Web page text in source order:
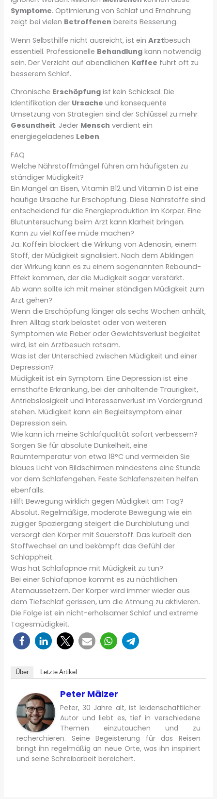
Symptome. Optimierung von Schlaf und Ernährung
zeigt bei vielen Betroffenen bereits Besserung.
Wenn Selbsthilfe nicht ausreicht, ist einArztbesuch
essentiell. Professionelle Behandlung kann notwendig
sein. Der Verzicht auf abendlichen Kaffee führt oft zu
besserem Schlaf.
Chronische Erschöpfung ist kein Schicksal. Die
Identifikation der Ursache und konsequente
Umsetzung von Strategien sind der Schlüssel zu mehr
Gesundheit. Jeder Mensch verdient ein
energiegeladenes Leben.
FAQ
Welche Nährstoffmängel führen am häufigsten zu
ständiger Müdigkeit?
Ein Mangel an Eisen, Vitamin B12 und Vitamin D ist eine
häufige Ursache für Erschöpfung. Diese Nährstoffe sind
entscheidend für die Energieproduktion im Körper. Eine
Blutuntersuchung beim Arzt kann Klarheit bringen.
Kann zu viel Kaffee müde machen?
Ja. Koffein blockiert die Wirkung von Adenosin, einem
Stoff, der Müdigkeit signalisiert. Nach dem Abklingen
der Wirkung kann es zu einem sogenannten Rebound-
Effekt kommen, der die Müdigkeit sogar verstärkt.
Ab wann sollte ich mit meiner ständigen Müdigkeit zum
Arzt gehen?
Wenn die Erschöpfung länger als sechs Wochen anhält,
Ihren Alltag stark belastet oder von weiteren
Symptomen wie Fieber oder Gewichtsverlust begleitet
wird, ist ein Arztbesuch ratsam.
Was ist der Unterschied zwischen Müdigkeit und einer
Depression?
Müdigkeit ist ein Symptom. Eine Depression ist eine
ernsthafte Erkrankung, bei der anhaltende Traurigkeit,
Antriebslosigkeit und Interessenverlust im Vordergrund
stehen. Müdigkeit kann ein Begleitsymptom einer
Depression sein.
Wie kann ich meine Schlafqualität sofort verbessern?
Sorgen Sie für absolute Dunkelheit, eine
Raumtemperatur von etwa 18°C und vermeiden Sie
blaues Licht von Bildschirmen mindestens eine Stunde
vor dem Schlafengehen. Feste Schlafenszeiten helfen
ebenfalls.
Hilft Bewegung wirklich gegen Müdigkeit am Tag?
Absolut. Regelmäßige, moderate Bewegung wie ein
zügiger Spaziergang steigert die Durchblutung und
versorgt den Körper mit Sauerstoff. Das kurbelt den
Stoffwechsel an und bekämpft das Gefühl der
Schlappheit.
Was hat Schlafapnoe mit Müdigkeit zu tun?
Bei einer Schlafapnoe kommt es zu nächtlichen
Atemaussetzern. Der Körper wird immer wieder aus
dem Tiefschlaf gerissen, um die Atmung zu aktivieren.
Die Folge ist ein nicht-erholsamer Schlaf und extreme
Tagesmüdigkeit.
Über Letzte Artikel
Peter Mälzer
Peter, 30 Jahre alt, ist leidenschaftlicher
Autor und liebt es, tief in verschiedene
Themen einzutauchen und zu
recherchieren. Seine Begeisterung für das Reisen
bringt ihn regelmäßig an neue Orte, was ihn inspiriert
und seine Schreibarbeit bereichert.